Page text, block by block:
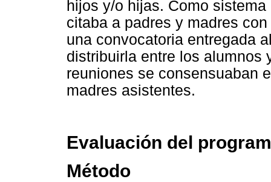
hijos y/o hijas. Como
citaba a padres y madres
una convocatoria entregada
distribuirla entre los alumnos
reuniones se consensuaban
madres asistentes.
Evaluación del
Método